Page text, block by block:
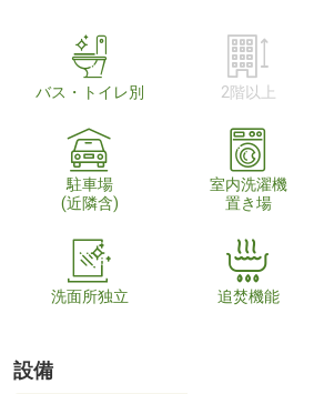
バス・トイレ別 2階以上
駐車場
(近隣含)
室内洗濯機
置き場
洗面所独立 追焚機能
設備